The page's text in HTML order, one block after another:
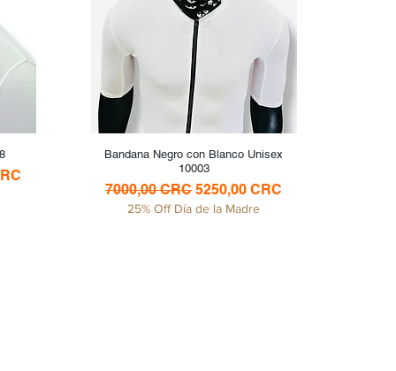
Vista rápida
Bandana Negro con Blanco Unisex
10003
Precio
7000,00 CRCPrecio de oferta
5250,00 CRC
25% Off Día de la Madre